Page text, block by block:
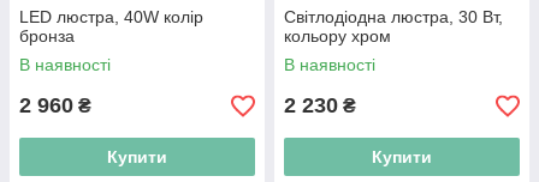
LED люстра, 40W колір
бронза
В наявності
2 960 ₴
Купити
Світлодіодна люстра, 30 Вт,
кольору хром
В наявності
2 230 ₴
Купити